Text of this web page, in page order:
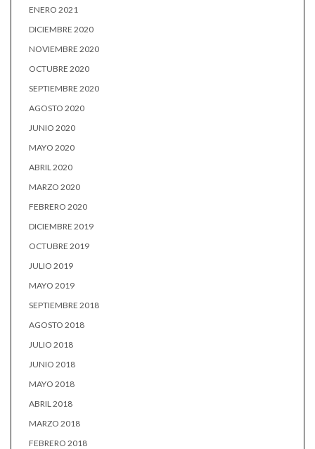
ENERO 2021
DICIEMBRE 2020
NOVIEMBRE 2020
OCTUBRE 2020
SEPTIEMBRE 2020
AGOSTO 2020
JUNIO 2020
MAYO 2020
ABRIL 2020
MARZO 2020
FEBRERO 2020
DICIEMBRE 2019
OCTUBRE 2019
JULIO 2019
MAYO 2019
SEPTIEMBRE 2018
AGOSTO 2018
JULIO 2018
JUNIO 2018
MAYO 2018
ABRIL 2018
MARZO 2018
FEBRERO 2018